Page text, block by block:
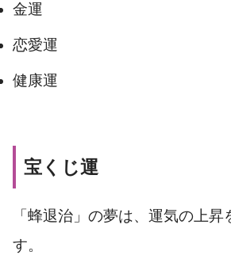
金運
恋愛運
健康運
宝くじ運
「蜂退治」の夢は、運気の上昇
す。